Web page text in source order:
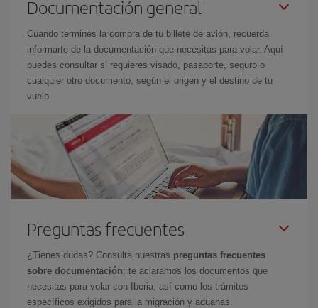
Documentación general
Cuando termines la compra de tu billete de avión, recuerda
informarte de la documentación que necesitas para volar. Aquí
puedes consultar si requieres visado, pasaporte, seguro o
cualquier otro documento, según el origen y el destino de tu
vuelo.
Preguntas frecuentes
¿Tienes dudas? Consulta nuestras preguntas frecuentes
sobre documentación: te aclaramos los documentos que
necesitas para volar con Iberia, así como los trámites
específicos exigidos para la migración y aduanas.